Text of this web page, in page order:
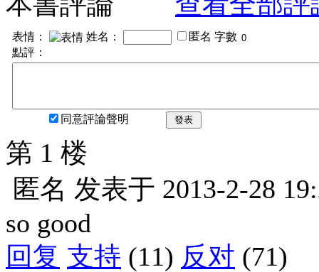
表情： 姓名： 匿名 字數
點評：
同意評論聲明 發表
第 1 楼
匿名 发表于 2013-2-28
so good
回复 支持 (11) 反对 (71)